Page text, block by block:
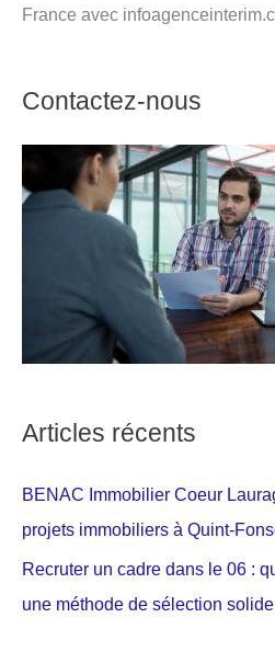
France avec
Contactez-nous
Articles récents
BENAC Immobilier Coeur
projets immobiliers à Quint-
Recruter un cadre dans le 06 :
une méthode de sélection solide